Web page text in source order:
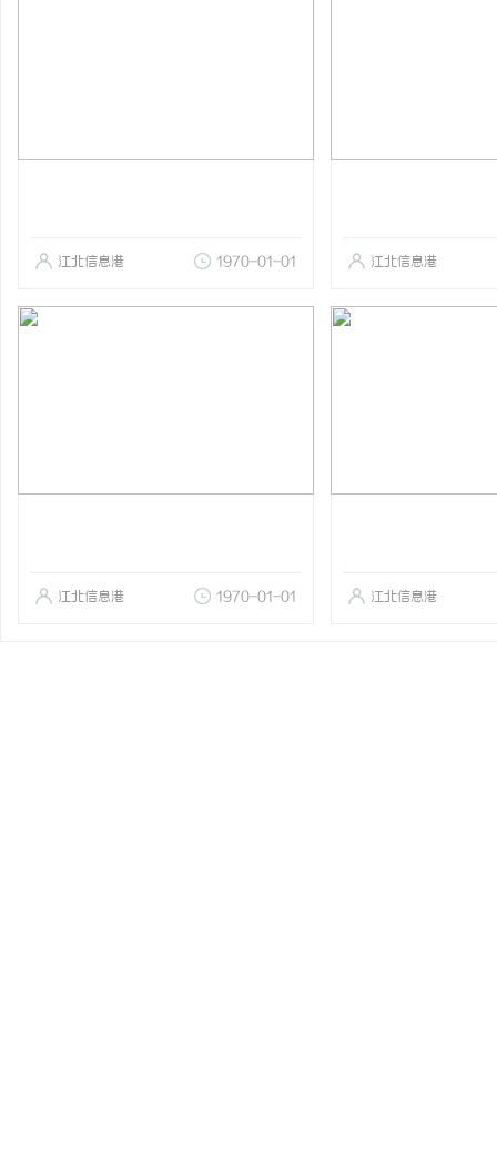
江北信息港 1970-01-01 江北信息港
江北信息港 1970-01-01 江北信息港